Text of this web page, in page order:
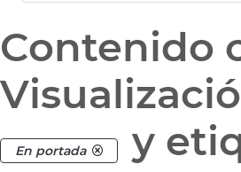
Contenido
En portada y